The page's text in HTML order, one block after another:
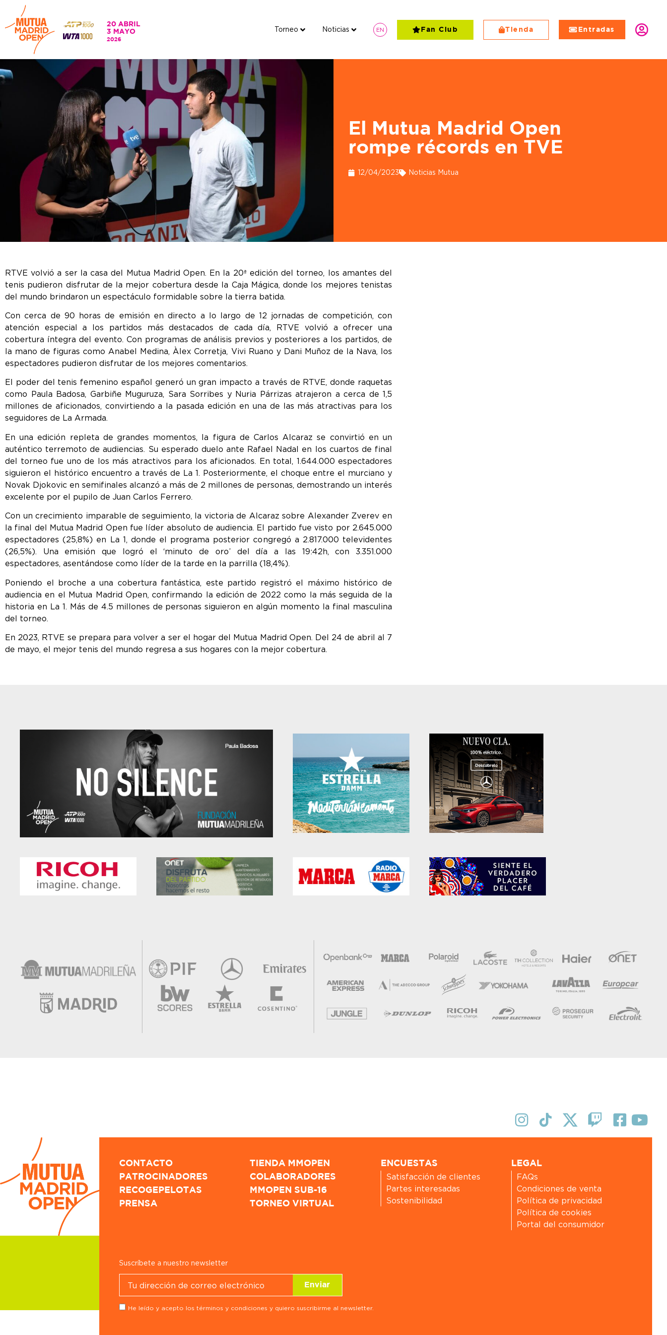
20 ABRIL
3 MAYO
2026
Torneo Noticias EN Fan Club Tienda
Entradas
20 ABRIL - 3 MAYO
Torneo Noticias EN
El Mutua Madrid Open
rompe récords en TVE
12/04/2023 Noticias Mutua
RTVE volvió a ser la casa del Mutua Madrid Open. En la 20ª edición del torneo, los amantes del
tenis pudieron disfrutar de la mejor cobertura desde la Caja Mágica, donde los mejores tenistas
del mundo brindaron un espectáculo formidable sobre la tierra batida.
Con cerca de 90 horas de emisión en directo a lo largo de 12 jornadas de competición, con
atención especial a los partidos más destacados de cada día, RTVE volvió a ofrecer una
cobertura íntegra del evento. Con programas de análisis previos y posteriores a los partidos, de
la mano de figuras como Anabel Medina, Àlex Corretja, Vivi Ruano y Dani Muñoz de la Nava, los
espectadores pudieron disfrutar de los mejores comentarios.
El poder del tenis femenino español generó un gran impacto a través de RTVE, donde raquetas
como Paula Badosa, Garbiñe Muguruza, Sara Sorribes y Nuria Párrizas atrajeron a cerca de 1,5
millones de aficionados, convirtiendo a la pasada edición en una de las más atractivas para los
seguidores de La Armada.
En una edición repleta de grandes momentos, la figura de Carlos Alcaraz se convirtió en un
auténtico terremoto de audiencias. Su esperado duelo ante Rafael Nadal en los cuartos de final
del torneo fue uno de los más atractivos para los aficionados. En total, 1.644.000 espectadores
siguieron el histórico encuentro a través de La 1. Posteriormente, el choque entre el murciano y
Novak Djokovic en semifinales alcanzó a más de 2 millones de personas, demostrando un interés
excelente por el pupilo de Juan Carlos Ferrero.
Con un crecimiento imparable de seguimiento, la victoria de Alcaraz sobre Alexander Zverev en
la final del Mutua Madrid Open fue líder absoluto de audiencia. El partido fue visto por 2.645.000
espectadores (25,8%) en La 1, donde el programa posterior congregó a 2.817.000 televidentes
(26,5%). Una emisión que logró el ‘minuto de oro’ del día a las 19:42h, con 3.351.000
espectadores, asentándose como líder de la tarde en la parrilla (18,4%).
Poniendo el broche a una cobertura fantástica, este partido registró el máximo histórico de
audiencia en el Mutua Madrid Open, confirmando la edición de 2022 como la más seguida de la
historia en La 1. Más de 4.5 millones de personas siguieron en algún momento la final masculina
del torneo.
En 2023, RTVE se prepara para volver a ser el hogar del Mutua Madrid Open. Del 24 de abril al 7
de mayo, el mejor tenis del mundo regresa a sus hogares con la mejor cobertura.
CONTACTO
PATROCINADORES
RECOGEPELOTAS
PRENSA
TIENDA MMOPEN
COLABORADORES
MMOPEN SUB-16
TORNEO VIRTUAL
ENCUESTAS
Satisfacción de clientes
Partes interesadas
Sostenibilidad
LEGAL
FAQs
Condiciones de venta
Política de privacidad
Política de cookies
Portal del consumidor
Suscríbete a nuestro newsletter
He leído y acepto los términos y condiciones y quiero suscribirme al newsletter.